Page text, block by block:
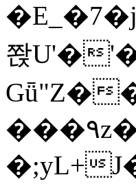
쫝U'�
Gǖ"Z�
���٩z���< VT%� �}z�XEu�<ं�Q!
�;yL+